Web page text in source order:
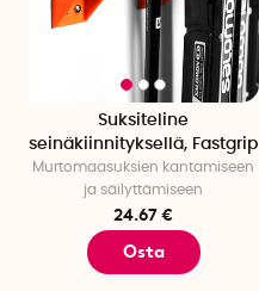
Suksiteline
seinäkiinnityksellä, Fastgrip
Murtomaasuksien kantamiseen
ja säilyttämiseen
24.67 €
Osta